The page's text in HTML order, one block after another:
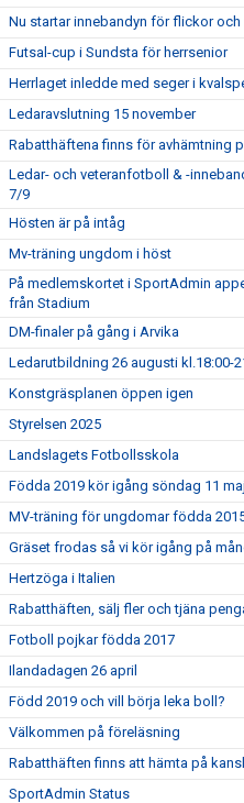
Nu startar innebandyn för flickor
Futsal-cup i Sundsta för herrsenior
Herrlaget inledde med seger i
Ledaravslutning 15 november
Rabatthäftena finns för avhämtning
Ledar- och veteranfotboll & -
7/9
Hösten är på intåg
Mv-träning ungdom i höst
På medlemskortet i SportAdmin
från Stadium
DM-finaler på gång i Arvika
Ledarutbildning 26 augusti kl.18:00-
Konstgräsplanen öppen igen
Styrelsen 2025
Landslagets Fotbollsskola
Födda 2019 kör igång söndag 11
MV-träning för ungdomar födda
Gräset frodas så vi kör igång på
Hertzöga i Italien
Rabatthäften, sälj fler och tjäna
Fotboll pojkar födda 2017
Ilandadagen 26 april
Född 2019 och vill börja leka boll?
Välkommen på föreläsning
Rabatthäften finns att hämta på
SportAdmin Status